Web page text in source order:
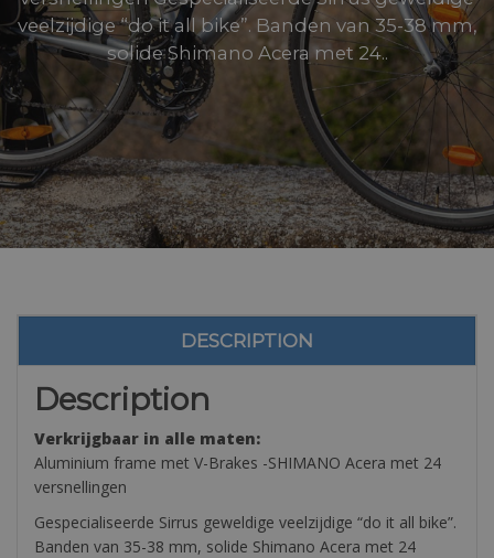
veelzijdige “do it all bike”. Banden van 35-38 mm,
solide Shimano Acera met 24..
DESCRIPTION
Description
Verkrijgbaar in alle maten:
Aluminium frame met V-Brakes -SHIMANO Acera met 24
versnellingen
Gespecialiseerde Sirrus geweldige veelzijdige “do it all bike”.
Banden van 35-38 mm, solide Shimano Acera met 24